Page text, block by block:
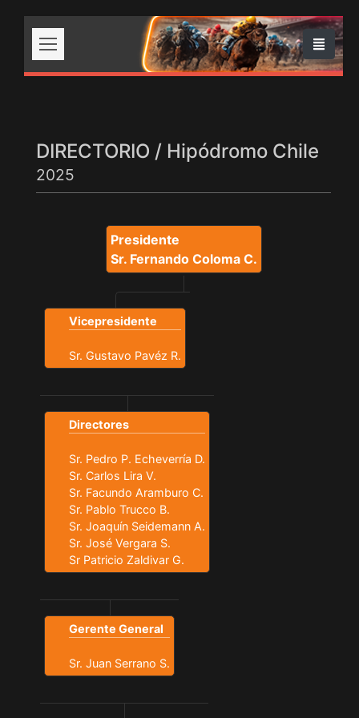
DIRECTORIO / Hipódromo Chile
2025
Presidente
Sr. Fernando Coloma C.
Vicepresidente
Sr. Gustavo Pavéz R.
Directores
Sr. Pedro P. Echeverría D.
Sr. Carlos Lira V.
Sr. Facundo Aramburo C.
Sr. Pablo Trucco B.
Sr. Joaquín Seidemann A.
Sr. José Vergara S.
Sr Patricio Zaldivar G.
Gerente General
Sr. Juan Serrano S.